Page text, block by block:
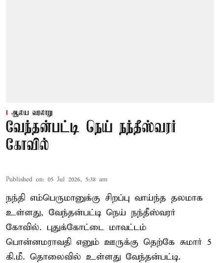
ஆலய வரலாறு
வேந்தன்பட்டி நெய் நந்தீஸ்வரர்
கோவில்
Published on: 05 Jul 2026, 5:38 am
நந்தி எம்பெருமானுக்கு சிறப்பு வாய்ந்த தலமாக
உள்ளது, வேந்தன்பட்டி நெய் நந்தீஸ்வரர்
கோவில். புதுக்கோட்டை மாவட்டம்
பொன்னமராவதி எனும் ஊருக்கு தெற்கே சுமார் 5
கி.மீ. தொலைவில் உள்ளது வேந்தன்பட்டி.